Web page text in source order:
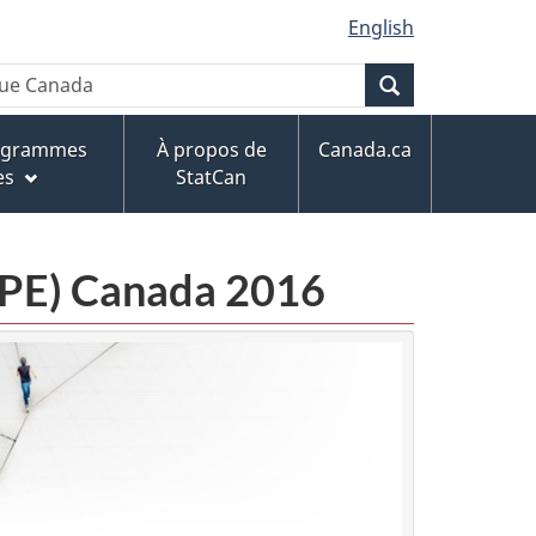
English
À propos de
StatCan
Canada.ca
Canada 2016